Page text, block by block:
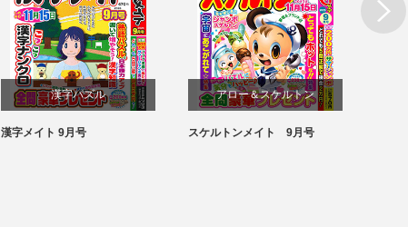
漢字パズル
パズル
漢字メイト 9月号
アロー＆スケルトン
パズル
スケルトンメイト 9月号